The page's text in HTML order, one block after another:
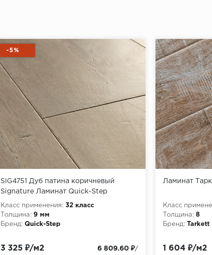
-5%
SIG4751 Дуб патина коричневый
Signature Ламинат Quick-Step
Класс применения: 32 класс
Толщина: 9 мм
Бренд: Quick-Step
3 325 ₽/м2 6 809.60 ₽/
Ламинат
Класс
Толщина: 8
Бренд:
Tarkett
1 604 ₽/м2